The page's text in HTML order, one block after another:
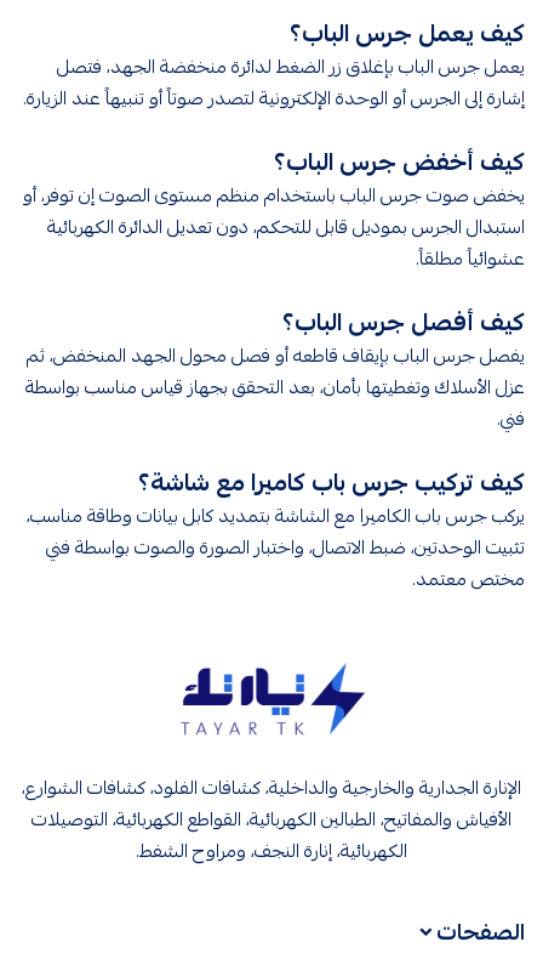
كيف يعمل جرس الباب؟
يعمل جرس الباب بإغلاق زر الضغط لدائرة منخفضة الجهد، فتصل
إشارة إلى الجرس أو الوحدة الإلكترونية لتصدر صوتاً أو تنبيهاً عند الزيارة.
كيف أخفض جرس الباب؟
يخفض صوت جرس الباب باستخدام منظم مستوى الصوت إن توفر، أو
استبدال الجرس بموديل قابل للتحكم، دون تعديل الدائرة الكهربائية
عشوائياً مطلقاً.
كيف أفصل جرس الباب؟
يفصل جرس الباب بإيقاف قاطعه أو فصل محول الجهد المنخفض، ثم
عزل الأسلاك وتغطيتها بأمان، بعد التحقق بجهاز قياس مناسب بواسطة
فني.
كيف تركيب جرس باب كاميرا مع شاشة؟
يركب جرس باب الكاميرا مع الشاشة بتمديد كابل بيانات وطاقة مناسب،
تثبيت الوحدتين، ضبط الاتصال، واختبار الصورة والصوت بواسطة فني
مختص معتمد.
الإنارة الجدارية والخارجية والداخلية، كشافات الفلود، كشافات الشوارع،
الأفياش والمفاتيح، الطبالين الكهربائية، القواطع الكهربائية، التوصيلات
الكهربائية، إنارة النجف، ومراوح الشفط.
الصفحات